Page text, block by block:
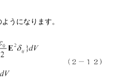
うになります。